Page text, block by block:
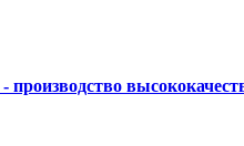
производство